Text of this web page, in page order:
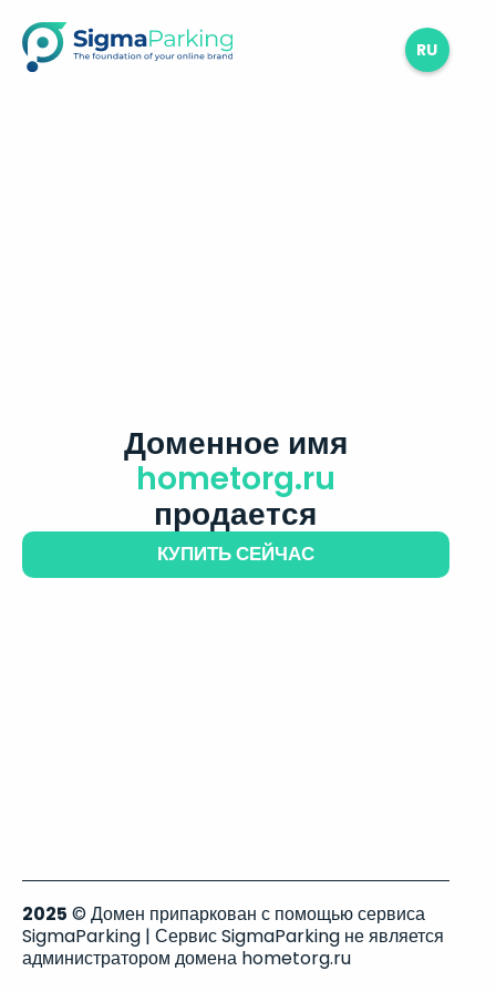
RU
Доменное имя
hometorg.ru
продается
КУПИТЬ СЕЙЧАС
2025 © Домен припаркован с помощью сервиса
SigmaParking | Сервис SigmaParking не является
администратором домена hometorg.ru